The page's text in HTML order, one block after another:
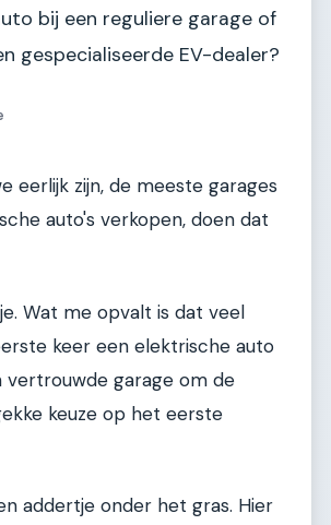
bij een reguliere garage of
gespecialiseerde EV-dealer?
eerlijk zijn, de meeste garages
auto's verkopen, doen dat
Wat me opvalt is dat veel
keer een elektrische auto
vertrouwde garage om de
keuze op het eerste
addertje onder het gras. Hier